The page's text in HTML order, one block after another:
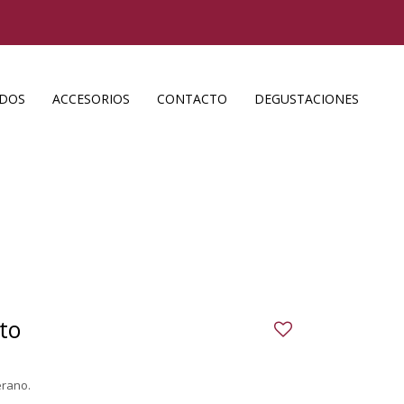
ACCESORIOS CONTACTO DEGUSTACIONES